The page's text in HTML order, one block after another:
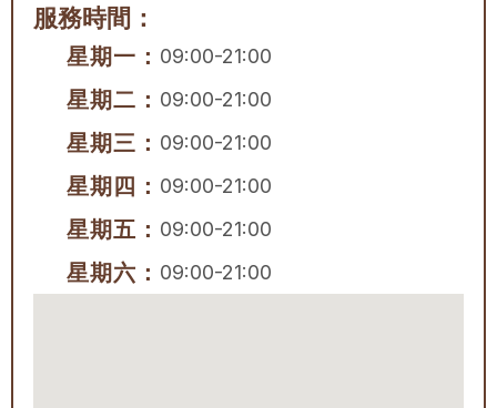
服務時間：
星期一： 09:00-21:00
星期二： 09:00-21:00
星期三： 09:00-21:00
星期四： 09:00-21:00
星期五： 09:00-21:00
星期六： 09:00-21:00